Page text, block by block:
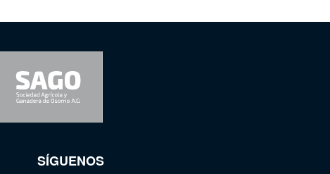
SÍGUENOS